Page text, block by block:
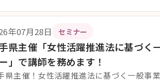
年07月28日 セミナー
県主催「女性活躍推進法に基づく
」で講師を務めます！
県主催！女性活躍推進法に基づく一般事